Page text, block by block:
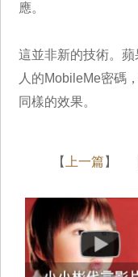
應。
這並非新的技術。
人的MobileMe密碼
同樣的效果。
【 上一篇 】